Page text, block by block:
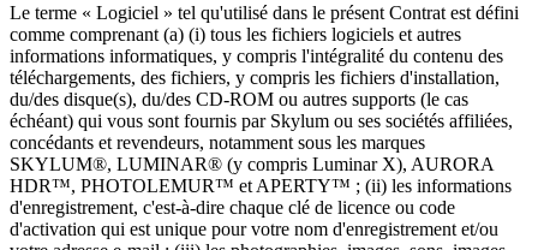
Le terme « Logiciel » tel qu'utilisé dans le présent Contrat est défini
comme comprenant (a) (i) tous les fichiers logiciels et autres
informations informatiques, y compris l'intégralité du contenu des
téléchargements, des fichiers, y compris les fichiers d'installation,
du/des disque(s), du/des CD-ROM ou autres supports (le cas
échéant) qui vous sont fournis par Skylum ou ses sociétés affiliées,
concédants et revendeurs, notamment sous les marques
SKYLUM®, LUMINAR® (y compris Luminar X), AURORA
HDR™, PHOTOLEMUR™ et APERTY™ ; (ii) les informations
d'enregistrement, c'est-à-dire chaque clé de licence ou code
d'activation qui est unique pour votre nom d'enregistrement et/ou